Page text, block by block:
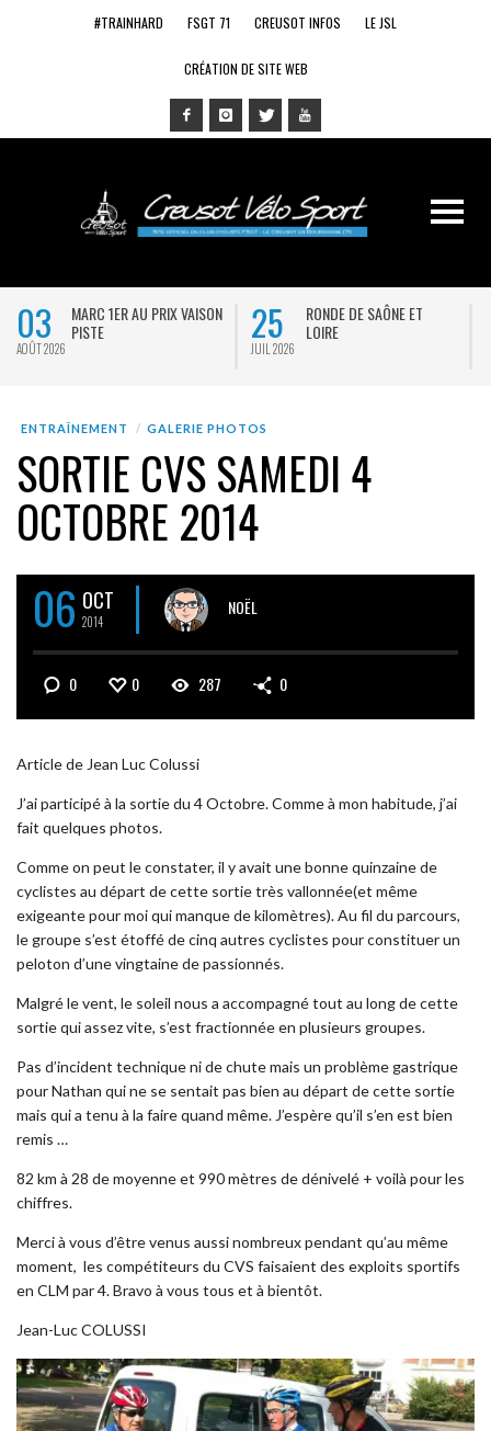
#TRAINHARD FSGT 71 CREUSOT INFOS LE JSL
CRÉATION DE SITE WEB
03
AOÛT 2026
MARC 1ER AU PRIX VAISON
PISTE
25
JUIL 2026
RONDE DE SAÔNE ET
LOIRE
ENTRAÎNEMENT GALERIE PHOTOS
SORTIE CVS SAMEDI 4
OCTOBRE 2014
06 OCT
2014
NOËL
0 0 287 0
Article de Jean Luc Colussi
J’ai participé à la sortie du 4 Octobre. Comme à mon habitude, j’ai
fait quelques photos.
Comme on peut le constater, il y avait une bonne quinzaine de
cyclistes au départ de cette sortie très vallonnée(et même
exigeante pour moi qui manque de kilomètres). Au fil du parcours,
le groupe s’est étoffé de cinq autres cyclistes pour constituer un
peloton d’une vingtaine de passionnés.
Malgré le vent, le soleil nous a accompagné tout au long de cette
sortie qui assez vite, s’est fractionnée en plusieurs groupes.
Pas d’incident technique ni de chute mais un problème gastrique
pour Nathan qui ne se sentait pas bien au départ de cette sortie
mais qui a tenu à la faire quand même. J’espère qu’il s’en est bien
remis …
82 km à 28 de moyenne et 990 mètres de dénivelé + voilà pour les
chiffres.
Merci à vous d’être venus aussi nombreux pendant qu’au même
moment, les compétiteurs du CVS faisaient des exploits sportifs
en CLM par 4. Bravo à vous tous et à bientôt.
Jean-Luc COLUSSI